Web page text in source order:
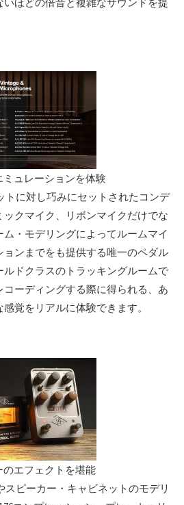
ほどの倍音と複雑なサウンドを提
ュレーションを体験
トに対し巧みにセットされたコンデ
クマイク、リボンマイクだけでな
ム・モデリングによってルームマイ
ョンまでをも提供する唯一のペダル
ドクラスのトラッキングルームで
ーディングする際に得られる、あ
覚をリアルに体験できます。
エフェクトを堪能
スピーカー・キャビネットのモデリ